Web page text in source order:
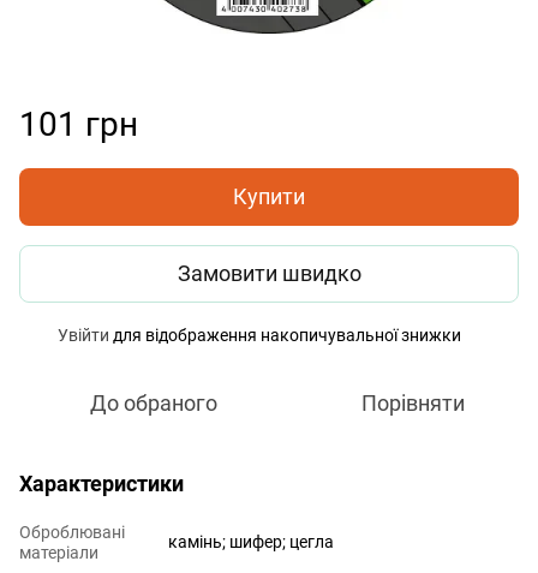
101 грн
Купити
Замовити швидко
Увійти для відображення накопичувальної знижки
До обраного Порівняти
Характеристики
Оброблювані
матеріали
камінь; шифер; цегла